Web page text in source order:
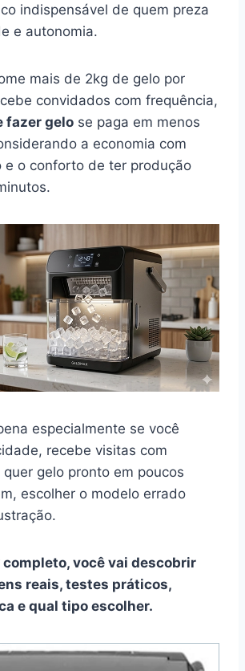
indispensável de quem preza
e autonomia.
mais de 2kg de gelo por
convidados com frequência,
fazer gelo se paga em menos
a economia com
e o conforto de ter produção
especialmente se você
recebe visitas com
gelo pronto em poucos
escolher o modelo errado
você vai descobrir
reais, testes práticos,
e qual tipo escolher.